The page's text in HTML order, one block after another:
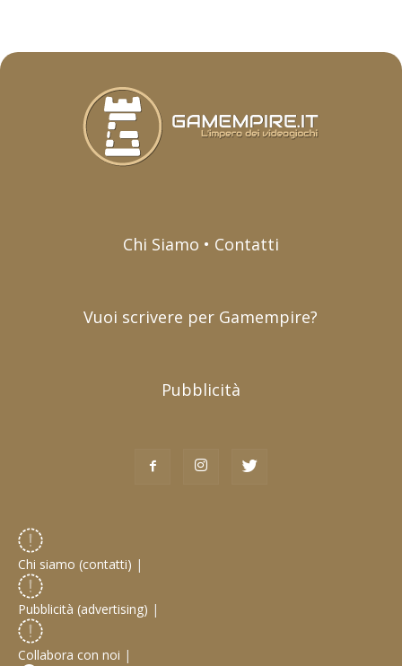
Chi Siamo • Contatti
Vuoi scrivere per Gamempire?
Pubblicità
Chi siamo (contatti) |
Pubblicità (advertising) |
Collabora con noi |